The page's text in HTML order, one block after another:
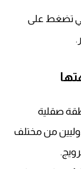
تضغط على
صقلية
بنشطاء دوليين من مختلف